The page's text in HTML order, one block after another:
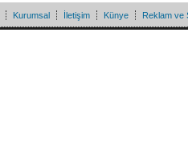
Kurumsal İletişim Künye Reklam ve